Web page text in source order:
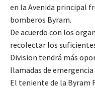
en la Avenida principal
bomberos Byram.
De acuerdo con los
recolectar los
Division tendrá más
llamadas de
El teniente de la Byram